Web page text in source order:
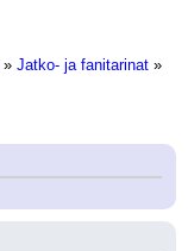
» Jatko- ja fanitarinat »